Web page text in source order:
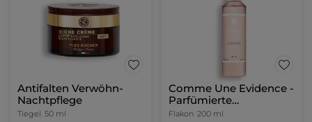
Antifalten Verwöhn-
Nachtpflege
Tiegel 50 ml
Comme Une Evidence -
Parfümierte
Körpermilch
Flakon 200 ml